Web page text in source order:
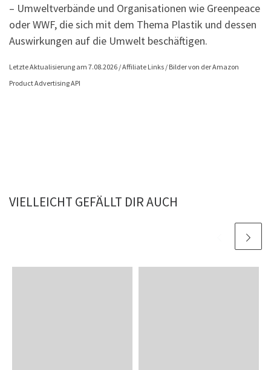
– Umweltverbände und Organisationen wie Greenpeace
oder WWF, die sich mit dem Thema Plastik und dessen
Auswirkungen auf die Umwelt beschäftigen.
Letzte Aktualisierung am 7.08.2026 / Affiliate Links / Bilder von der Amazon
Product Advertising API
VIELLEICHT GEFÄLLT DIR AUCH